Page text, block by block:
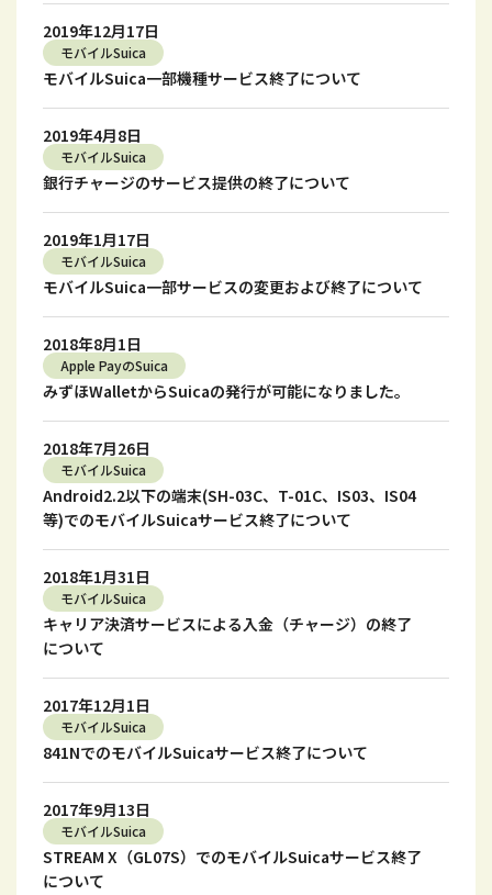
2019年12月17日
モバイルSuica
モバイルSuica一部機種サービス終了について
2019年4月8日
モバイルSuica
銀行チャージのサービス提供の終了について
2019年1月17日
モバイルSuica
モバイルSuica一部サービスの変更および終了について
2018年8月1日
Apple PayのSuica
みずほWalletからSuicaの発行が可能になりました。
2018年7月26日
モバイルSuica
Android2.2以下の端末(SH-03C、T-01C、IS03、IS04
等)でのモバイルSuicaサービス終了について
2018年1月31日
モバイルSuica
キャリア決済サービスによる入金（チャージ）の終了
について
2017年12月1日
モバイルSuica
841NでのモバイルSuicaサービス終了について
2017年9月13日
モバイルSuica
STREAM X（GL07S）でのモバイルSuicaサービス終了
について